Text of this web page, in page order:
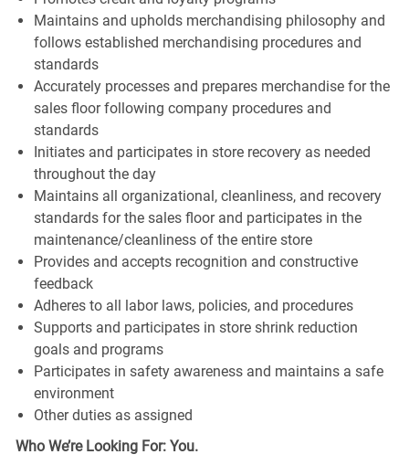
Maintains and upholds merchandising philosophy and
follows established merchandising procedures and
standards
Accurately processes and prepares merchandise for the
sales floor following company procedures and
standards
Initiates and participates in store recovery as needed
throughout the day
Maintains all organizational, cleanliness, and recovery
standards for the sales floor and participates in the
maintenance/cleanliness of the entire store
Provides and accepts recognition and constructive
feedback
Adheres to all labor laws, policies, and procedures
Supports and participates in store shrink reduction
goals and programs
Participates in safety awareness and maintains a safe
environment
Other duties as assigned
Who We’re Looking For: You.